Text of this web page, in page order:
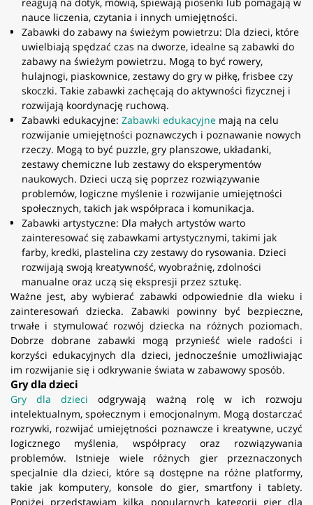
nauce liczenia, czytania i innych umiejętności.
Zabawki do zabawy na świeżym powietrzu: Dla dzieci, które
uwielbiają spędzać czas na dworze, idealne są zabawki do
zabawy na świeżym powietrzu. Mogą to być rowery,
hulajnogi, piaskownice, zestawy do gry w piłkę, frisbee czy
skoczki. Takie zabawki zachęcają do aktywności fizycznej i
rozwijają koordynację ruchową.
Zabawki edukacyjne: Zabawki edukacyjne mają na celu
rozwijanie umiejętności poznawczych i poznawanie nowych
rzeczy. Mogą to być puzzle, gry planszowe, układanki,
zestawy chemiczne lub zestawy do eksperymentów
naukowych. Dzieci uczą się poprzez rozwiązywanie
problemów, logiczne myślenie i rozwijanie umiejętności
społecznych, takich jak współpraca i komunikacja.
Zabawki artystyczne: Dla małych artystów warto
zainteresować się zabawkami artystycznymi, takimi jak
farby, kredki, plastelina czy zestawy do rysowania. Dzieci
rozwijają swoją kreatywność, wyobraźnię, zdolności
manualne oraz uczą się ekspresji przez sztukę.
Ważne jest, aby wybierać zabawki odpowiednie dla wieku i
zainteresowań dziecka. Zabawki powinny być bezpieczne,
trwałe i stymulować rozwój dziecka na różnych poziomach.
Dobrze dobrane zabawki mogą przynieść wiele radości i
korzyści edukacyjnych dla dzieci, jednocześnie umożliwiając
im rozwijanie się i odkrywanie świata w zabawowy sposób.
Gry dla dzieci
Gry dla dzieci odgrywają ważną rolę w ich rozwoju
intelektualnym, społecznym i emocjonalnym. Mogą dostarczać
rozrywki, rozwijać umiejętności poznawcze i kreatywne, uczyć
logicznego myślenia, współpracy oraz rozwiązywania
problemów. Istnieje wiele różnych gier przeznaczonych
specjalnie dla dzieci, które są dostępne na różne platformy,
takie jak komputery, konsole do gier, smartfony i tablety.
Poniżej przedstawiam kilka popularnych kategorii gier dla